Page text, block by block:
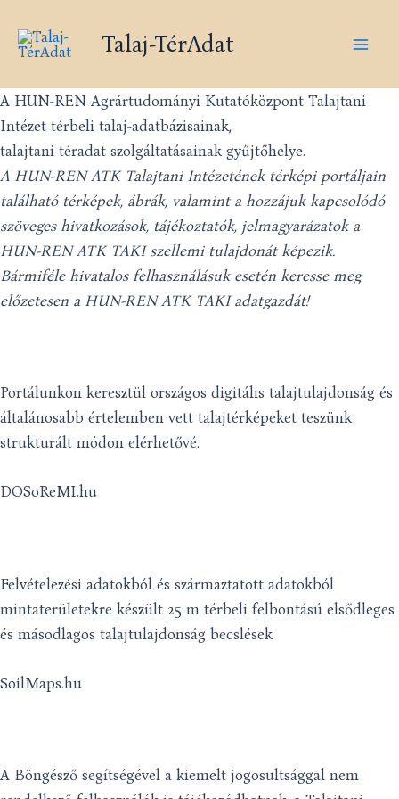
content
Talaj-TérAdat
A HUN-REN Agrártudományi Kutatóközpont Talajtani
Intézet térbeli talaj-adatbázisainak,
talajtani téradat szolgáltatásainak gyűjtőhelye.
A HUN-REN ATK Talajtani Intézetének térképi portáljain
található térképek, ábrák, valamint a hozzájuk kapcsolódó
szöveges hivatkozások, tájékoztatók, jelmagyarázatok a
HUN-REN ATK TAKIszellemi tulajdonát képezik.
Bármiféle hivatalos felhasználásuk esetén keresse meg
előzetesen a HUN-REN ATK TAKIadatgazdát!
Portálunkon keresztül országos digitális talajtulajdonság és
általánosabb értelemben vett talajtérképeket teszünk
strukturált módon elérhetővé.
DOSoReMI.hu
Felvételezési adatokból és származtatott adatokból
mintaterületekre készült 25 m térbeli felbontású elsődleges
és másodlagos talajtulajdonság becslések
SoilMaps.hu
A Böngésző segítségével a kiemelt jogosultsággal nem